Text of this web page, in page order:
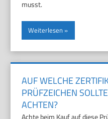
musst.
Weiterlesen
AUF WELCHE
PRÜFZEICHEN
ACHTEN?
Achte beim Kauf auf diese